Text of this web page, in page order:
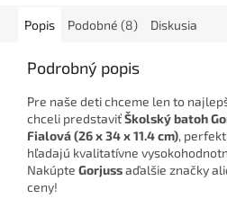
Popis Podobné (8) Diskusia
Podrobný popis
Pre naše deti chceme len to
chceli predstaviťŠkolský batoh
Fialová (26 x 34 x 11.4 cm),
hľadajú kvalitatívne
Nakúpte Gorjussaďalšie značky
ceny!